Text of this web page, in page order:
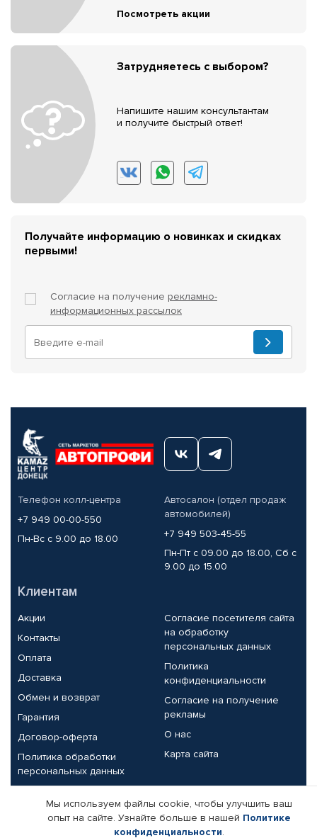
Посмотреть акции
Затрудняетесь с выбором?
Напишите нашим консультантам
и получите быстрый ответ!
Получайте информацию о новинках и скидках
первыми!
Согласие на получение рекламно-
информационных рассылок
Телефон колл-центра
+7 949 00-00-550
Пн-Вс с 9.00 до 18.00
Автосалон (отдел продаж
автомобилей)
+7 949 503-45-55
Пн-Пт с 09.00 до 18.00, Сб с
9.00 до 15.00
Клиентам
Акции
Контакты
Оплата
Доставка
Обмен и возврат
Гарантия
Договор-оферта
Политика обработки
персональных данных
Согласие посетителя сайта
на обработку
персональных данных
Политика
конфиденциальности
Согласие на получение
рекламы
О нас
Карта сайта
Партнерам
Корпоративным клиентам Реквизиты компании
Мы используем файлы cookie, чтобы улучшить ваш
опыт на сайте. Узнайте больше в нашей Политике
конфиденциальности.